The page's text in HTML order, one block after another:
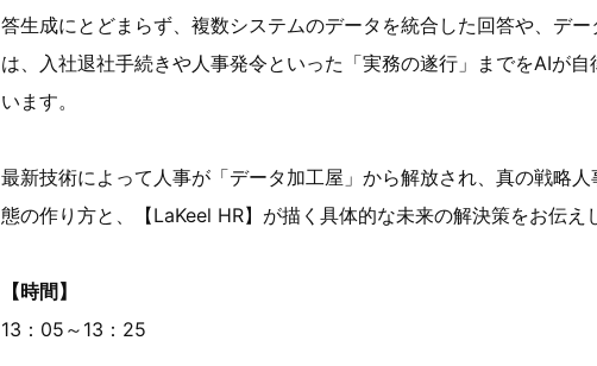
答生成にとどまらず、複数システムのデータを統合した回答や、デ
は、入社退社手続きや人事発令といった「実務の遂行」までをAIが
います。
最新技術によって人事が「データ加工屋」から解放され、真の戦略
態の作り方と、【LaKeel HR】が描く具体的な未来の解決策をお伝え
【時間】
13：05～13：25